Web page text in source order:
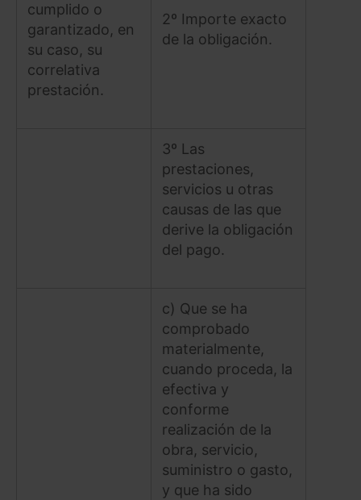
cumplido o
garantizado, en
su caso, su
correlativa
prestación.
2º Importe exacto
de la obligación.
3º Las
prestaciones,
servicios u otras
causas de las que
derive la obligación
del pago.
c) Que se ha
comprobado
materialmente,
cuando proceda, la
efectiva y
conforme
realización de la
obra, servicio,
suministro o gasto,
y que ha sido